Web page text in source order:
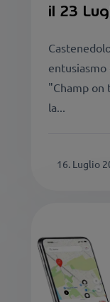
il 23
"Champ on
la...
16. Luglio